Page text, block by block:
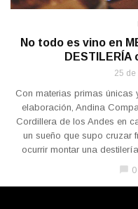
No todo es vino en
25 de
Con materias primas
elaboración, Andina
Cordillera de los Andes en
un sueño que supo cruzar
ocurrir montar una
chat_bubble